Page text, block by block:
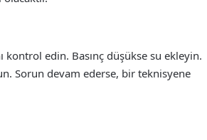
kontrol edin. Basınç düşükse su ekleyin.
Sorun devam ederse, bir teknisyene